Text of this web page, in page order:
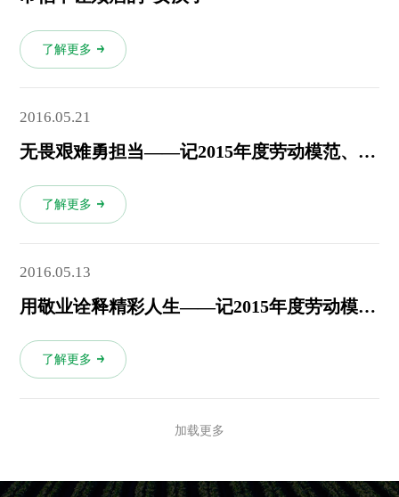
了解更多
2016.05.21
无畏艰难勇担当——记2015年度劳动模范、总部硫酸钾复合肥厂二线车间主任陈兵
了解更多
2016.05.13
用敬业诠释精彩人生——记2015年度劳动模范、总部磷铵厂粉状车间副主任古继华
了解更多
加载更多